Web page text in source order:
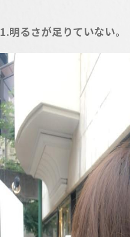
1.明るさが足りていない。